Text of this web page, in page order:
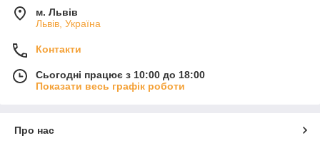
м. Львів
Львів, Україна
Контакти
Сьогодні працює з 10:00 до 18:00
Показати весь графік роботи
Про нас